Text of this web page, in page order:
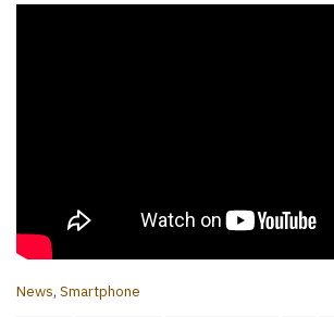
C
News, Smartphone